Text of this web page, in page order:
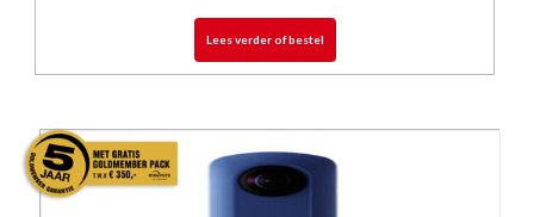
Lees verder of bestel